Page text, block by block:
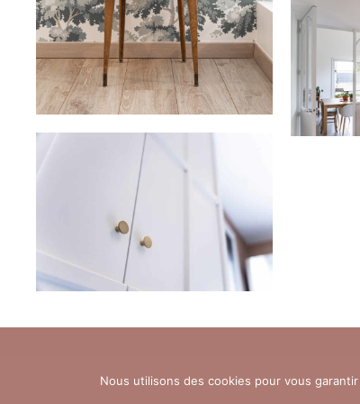
Nous utilisons des cookies pour vous